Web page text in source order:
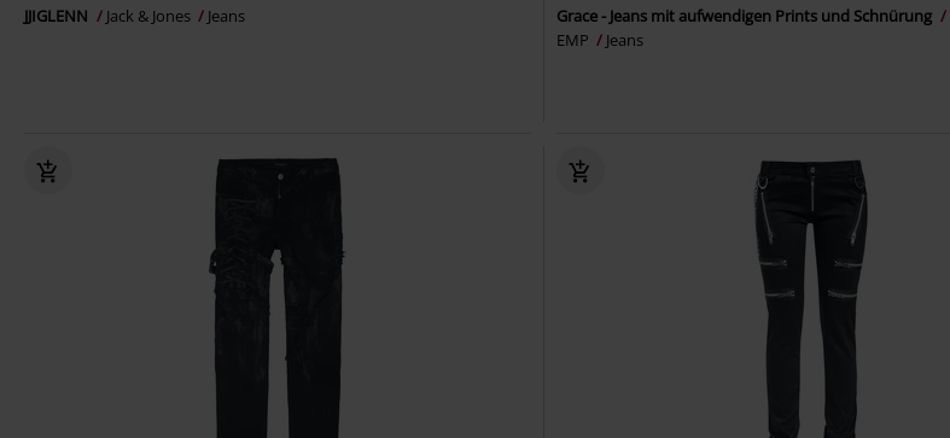
JJIGLENN Jack & Jones Jeans Grace - Jeans mit aufwendigen Prints und Schnürung
EMP
Jeans